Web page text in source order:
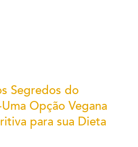
Segredos do
Opção Vegana
para sua Dieta